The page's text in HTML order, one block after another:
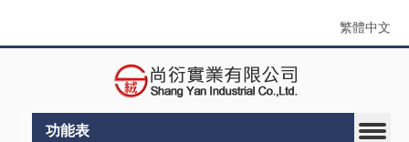
繁體中文
功能表